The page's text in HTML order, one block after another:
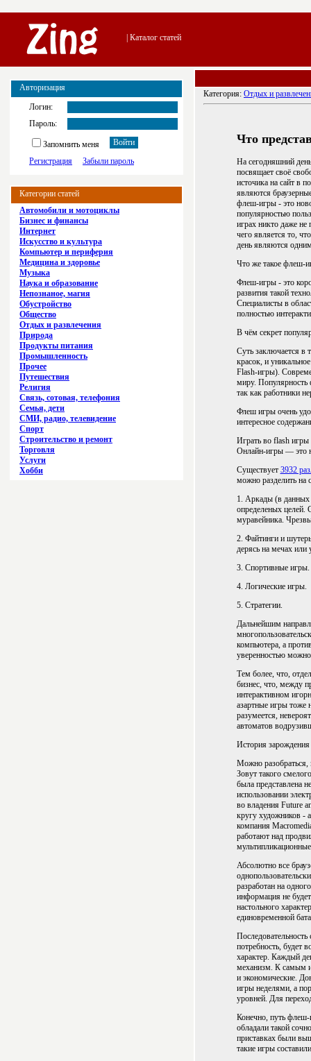
| Каталог статей
Авторизация
Логин:
Пароль:
Запомнить меня
Регистрация
Забыли пароль
Категории статей
Автомобили и мотоциклы
Бизнес и финансы
Интернет
Искусство и культура
Компьютер и периферия
Медицина и здоровье
Музыка
Наука и образование
Непознаное, магия
Обустройство
Общество
Отдых и развлечения
Природа
Продукты питания
Промышленность
Прочее
Путешествия
Религия
Связь, сотовая, телефония
Семья, дети
СМИ, радио, телевидение
Спорт
Строительство и ремонт
Торговля
Услуги
Хобби
Категория: Отдых и
Что
На сегодняшний
посвящает своё
источика на сайт в
являются
флеш-игры - это
популярностью
играх никто даже
чего является то,
день являются
Что же такое флеш-
Флеш-игры - это
развития такой
Специалисты в
полностью
В чём секрет
Суть заключается в
красок, и
Flash-игры).
миру. Популярность
так как работники
Флеш игры очень
интересное
Играть во flash
Онлайн-игры — это
Существует 3932
можно разделить
1. Аркады (в данных
определеных целей.
муравейника.
2. Файтинги и
дерясь на мечах или
3. Спортивные игры.
4. Логические игры.
5. Стратегии.
Дальнейшим
компьютера, а
уверенностью
Тем более, что,
бизнес, что, между
интерактивном
азартные игры тоже
разумеется,
автоматов
История
Можно разобраться,
Зовут такого
была представлена
использовании
во владения Future
кругу художников -
компания
работают над
Абсолютно все
разработан на
информация не
настольного
единовременной
потребность, будет
характер. Каждый
механизм. К самым
и экономические.
игры неделями, а
уровней. Для
Конечно, путь флеш-
обладали такой
приставках были
такие игры